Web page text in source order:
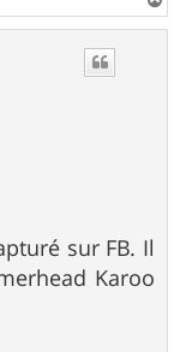
a
sur FB. Il
Karoo